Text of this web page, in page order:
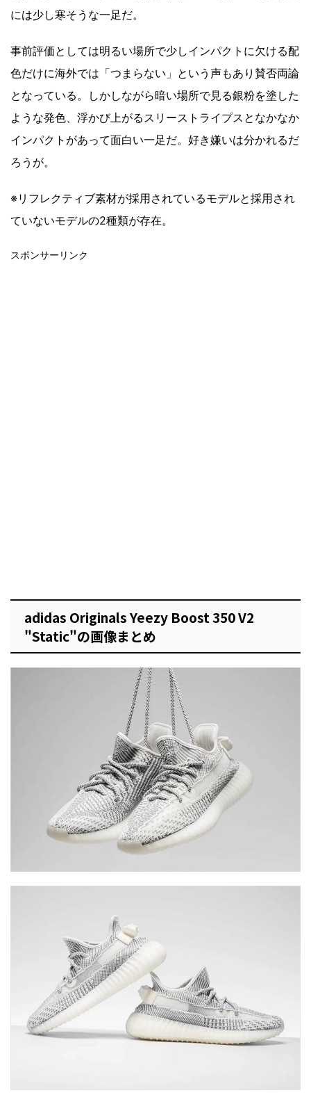
には少し寒そうな一足だ。
事前評価としては明るい場所で少しインパクトに欠ける配
色だけに海外では「つまらない」という声もあり賛否両論
となっている。しかしながら暗い場所で見る銀粉を塗した
ような発色、浮かび上がるスリーストライプスとなかなか
インパクトがあって面白い一足だ。好き嫌いは分かれるだ
ろうが。
※リフレクティブ素材が採用されているモデルと採用され
ていないモデルの2種類が存在。
スポンサーリンク
adidas Originals Yeezy Boost 350 V2
"Static"の画像まとめ